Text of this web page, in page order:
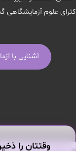
علوم
آشنایی با
وقتتان را